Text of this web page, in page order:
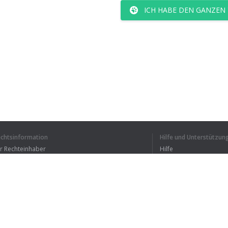
ICH HABE DEN GANZEN
Rechteinhaber
Hilfe und
Hilfe